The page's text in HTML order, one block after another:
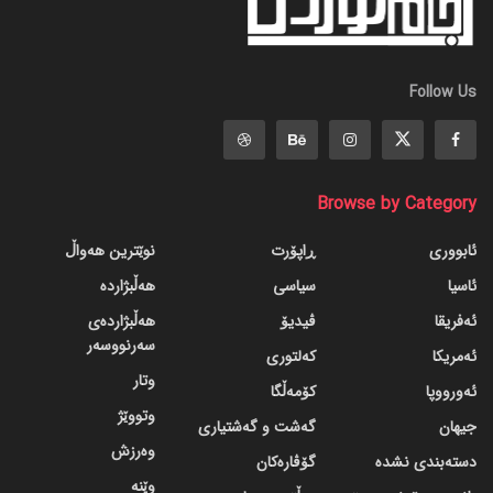
Follow Us
Browse by Category
ئابووری
ئاسیا
ئەفریقا
ئەمریکا
ئەورووپا
جیهان
دسته‌بندی نشده
ڕاپۆرت
سیاسی
ڤیدیۆ
کەلتوری
کۆمەڵگا
گه‌شت و گه‌شتیاری
گۆڤاره‌کان
نوێترین هەواڵ
هەڵبژاردە
هەڵبژاردەی
سەرنووسەر
وتار
وتووێژ
وەرزش
وێنە